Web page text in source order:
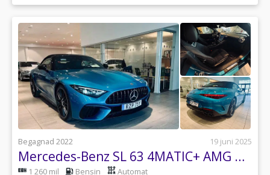
Begagnad 2022 19 juni 2025
Mercedes-Benz SL 63 4MATIC+ AMG Dynamic Plus, Keramiska
1 260 mil Bensin Automat